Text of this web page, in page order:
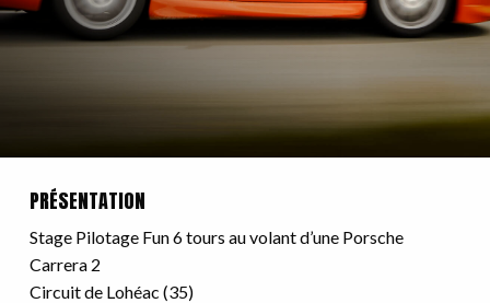
PRÉSENTATION
Stage Pilotage Fun 6 tours au volant d’une Porsche
Carrera 2
Circuit de Lohéac (35)